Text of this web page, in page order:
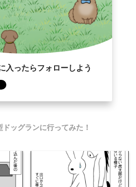
入ったらフォローしよう
ドッグランに行ってみた！